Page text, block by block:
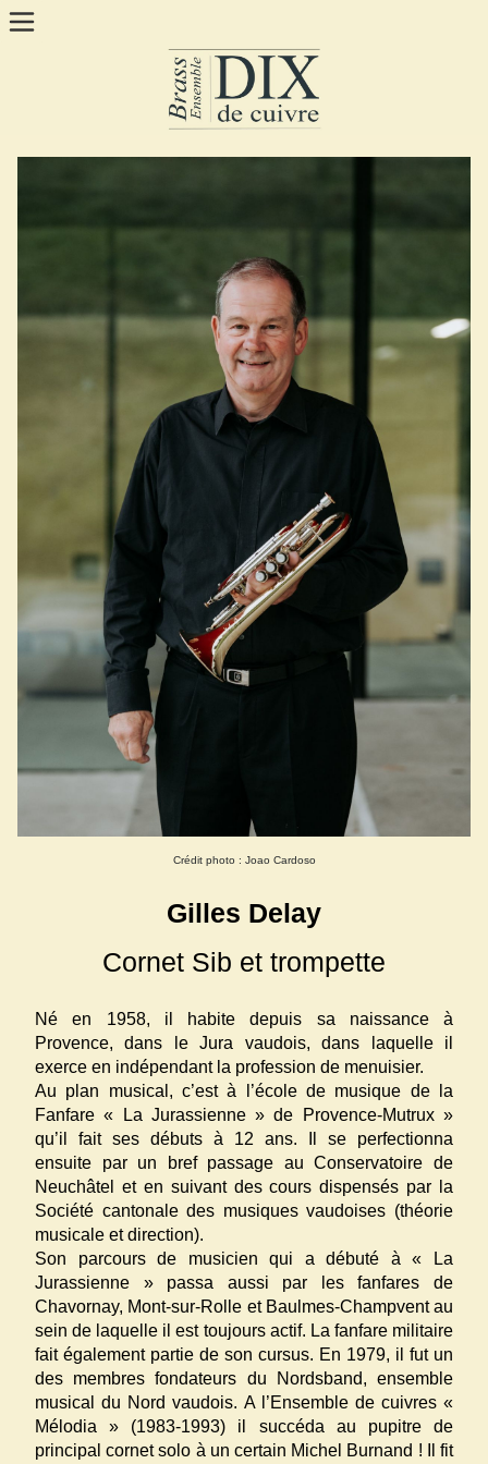
Crédit photo : Joao Cardoso
Gilles Delay
Cornet Sib et trompette
Né en 1958, il habite depuis sa naissance à
Provence, dans le Jura vaudois, dans laquelle il
exerce en indépendant la profession de menuisier.
Au plan musical, c’est à l’école de musique de la
Fanfare « La Jurassienne » de Provence-Mutrux »
qu’il fait ses débuts à 12 ans. Il se perfectionna
ensuite par un bref passage au Conservatoire de
Neuchâtel et en suivant des cours dispensés par la
Société cantonale des musiques vaudoises (théorie
musicale et direction).
Son parcours de musicien qui a débuté à « La
Jurassienne » passa aussi par les fanfares de
Chavornay, Mont-sur-Rolle et Baulmes-Champvent au
sein de laquelle il est toujours actif. La fanfare militaire
fait également partie de son cursus. En 1979, il fut un
des membres fondateurs du Nordsband, ensemble
musical du Nord vaudois. A l’Ensemble de cuivres «
Mélodia » (1983-1993) il succéda au pupitre de
principal cornet solo à un certain Michel Burnand ! Il fit